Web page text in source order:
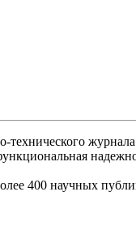
технического
400 научных